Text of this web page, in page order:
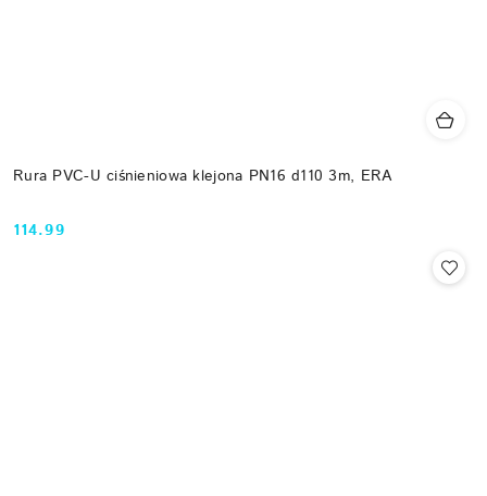
Rura PVC-U ciśnieniowa klejona PN16 d110 3m, ERA
Cena:
114.99